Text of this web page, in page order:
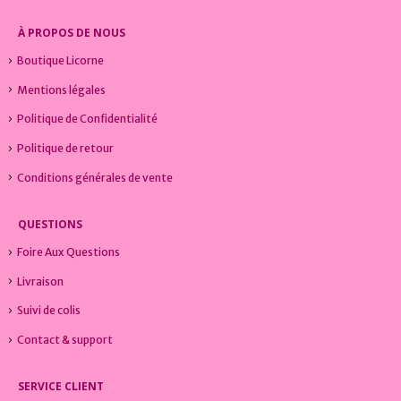
du
produit
À PROPOS DE NOUS
Boutique Licorne
Mentions légales
Politique de Confidentialité
Politique de retour
Conditions générales de vente
QUESTIONS
Foire Aux Questions
Livraison
Suivi de colis
Contact & support
SERVICE CLIENT